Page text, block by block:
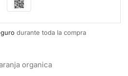
durante toda la compra
organica